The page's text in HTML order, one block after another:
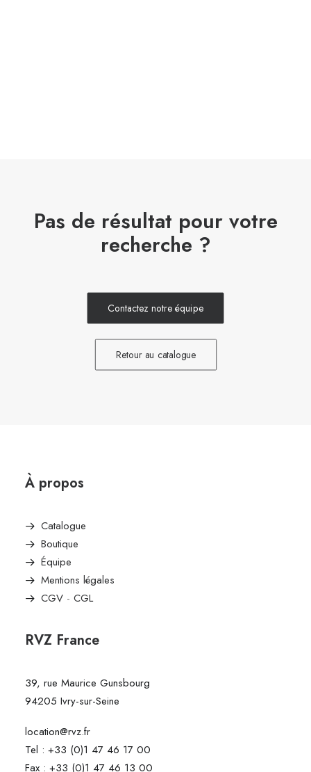
Pas de résultat pour votre
recherche ?
Contactez notre équipe
Retour au catalogue
À propos
Catalogue
Boutique
Équipe
Mentions légales
CGV- CGL
RVZ France
39, rue Maurice Gunsbourg
94205 Ivry-sur-Seine
location@rvz.fr
Tel : +33 (0)1 47 46 17 00
Fax : +33 (0)1 47 46 13 00